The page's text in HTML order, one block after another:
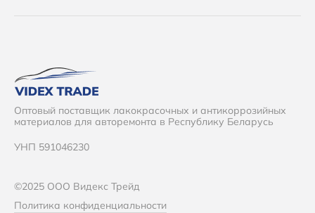
Оптовый поставщик лакокрасочных и антикоррозийных
материалов для авторемонта в Республику Беларусь
УНП 591046230
©2025 ООО Видекс Трейд
Политика конфиденциальности